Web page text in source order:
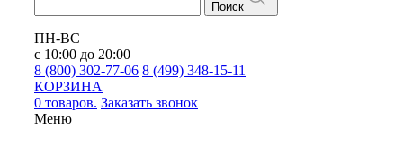
Поиск
ПН-ВС
с 10:00 до 20:00
8 (800) 302-77-06 8 (499) 348-15-11
КОРЗИНА
0 товаров. Заказать звонок
Меню